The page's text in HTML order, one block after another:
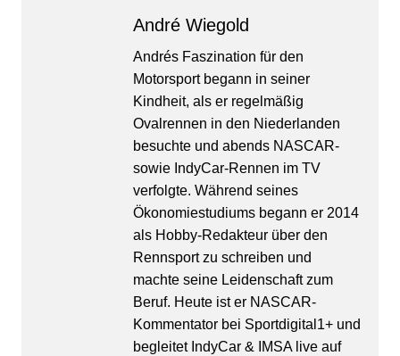
André Wiegold
Andrés Faszination für den
Motorsport begann in seiner
Kindheit, als er regelmäßig
Ovalrennen in den Niederlanden
besuchte und abends NASCAR-
sowie IndyCar-Rennen im TV
verfolgte. Während seines
Ökonomiestudiums begann er 2014
als Hobby-Redakteur über den
Rennsport zu schreiben und
machte seine Leidenschaft zum
Beruf. Heute ist er NASCAR-
Kommentator bei Sportdigital1+ und
begleitet IndyCar & IMSA live auf